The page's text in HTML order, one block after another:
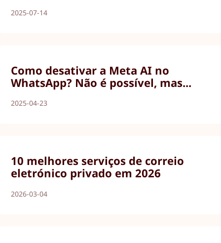
2025-07-14
Como desativar a Meta AI no
WhatsApp? Não é possível, mas...
2025-04-23
10 melhores serviços de correio
eletrónico privado em 2026
2026-03-04